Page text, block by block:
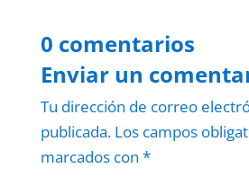
0 comentarios
Enviar un
Tu dirección de correo
publicada. Los campos
marcados con *